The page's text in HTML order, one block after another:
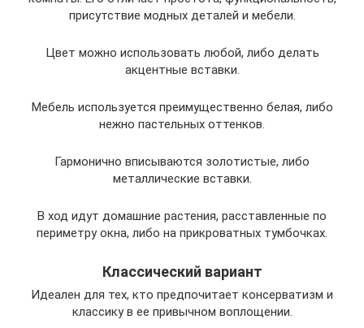
присутствие модных деталей и мебели.
Цвет можно использовать любой, либо делать
акцентные вставки.
Мебель используется преимущественно белая, либо
нежно пастельных оттенков.
Гармонично вписываются золотистые, либо
металлические вставки.
В ход идут домашние растения, расставленные по
периметру окна, либо на прикроватных тумбочках.
Классический вариант
Идеален для тех, кто предпочитает консерватизм и
классику в ее привычном воплощении.